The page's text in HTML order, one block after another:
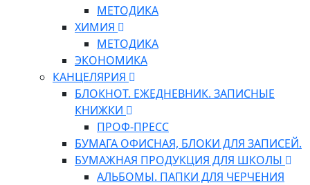
МЕТОДИКА
ХИМИЯ
МЕТОДИКА
ЭКОНОМИКА
КАНЦЕЛЯРИЯ
БЛОКНОТ. ЕЖЕДНЕВНИК. ЗАПИСНЫЕ
КНИЖКИ
ПРОФ-ПРЕСС
БУМАГА ОФИСНАЯ, БЛОКИ ДЛЯ ЗАПИСЕЙ.
БУМАЖНАЯ ПРОДУКЦИЯ ДЛЯ ШКОЛЫ
АЛЬБОМЫ. ПАПКИ ДЛЯ ЧЕРЧЕНИЯ